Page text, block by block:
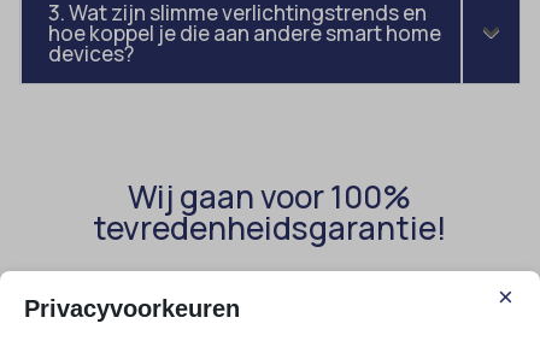
3. Wat zijn slimme verlichtingstrends en
hoe koppel je die aan andere smart home
devices?
Wij gaan voor 100%
tevredenheidsgarantie!
Privacyvoorkeuren ×